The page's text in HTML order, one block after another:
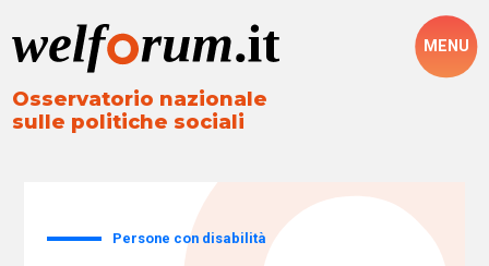
Osservatorio nazionale
sulle politiche sociali
MENU
Persone con disabilità